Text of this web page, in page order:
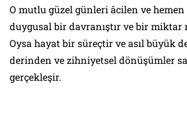
O mutlu güzel günleri âcilen ve
duygusal bir davranıştır ve bir
Oysa hayat bir süreçtir ve asıl büyük
derinden ve zihniyetsel dönüşümler
gerçekleşir.